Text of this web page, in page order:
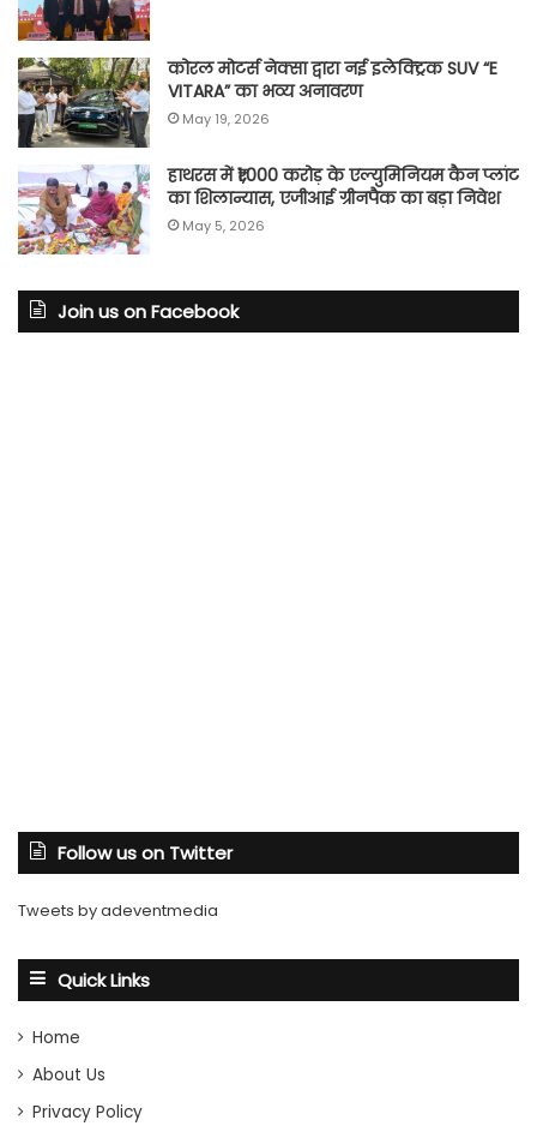
कोरल मोटर्स नेक्सा द्वारा नई इलेक्ट्रिक SUV “E
VITARA” का भव्य अनावरण
May 19, 2026
हाथरस में ₹1,000 करोड़ के एल्युमिनियम कैन प्लांट
का शिलान्यास, एजीआई ग्रीनपैक का बड़ा निवेश
May 5, 2026
Join us on Facebook
Follow us on Twitter
Tweets by adeventmedia
Quick Links
Home
About Us
Privacy Policy